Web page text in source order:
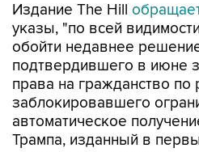
Издание The Hill
указы, "по всей
обойти недавнее
подтвердившего в июне
права на гражданство
заблокировавшего
автоматическое
Трампа, изданный в